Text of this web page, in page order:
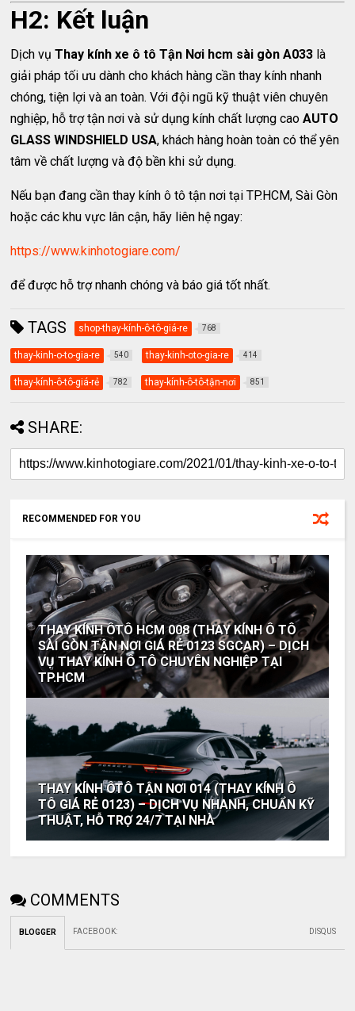
H2: Kết luận
Dịch vụThay kính xe ô tô Tận Nơi hcm sài gòn A033 là
giải pháp tối ưu dành cho khách hàng cần thay kính nhanh
chóng, tiện lợi và an toàn. Với đội ngũ kỹ thuật viên chuyên
nghiệp, hỗ trợ tận nơi và sử dụng kính chất lượng caoAUTO
GLASS WINDSHIELD USA, khách hàng hoàn toàn có thể yên
tâm về chất lượng và độ bền khi sử dụng.
Nếu bạn đang cần thay kính ô tô tận nơi tại TP.HCM, Sài Gòn
hoặc các khu vực lân cận, hãy liên hệ ngay:
https://www.kinhotogiare.com/
để được hỗ trợ nhanh chóng và báo giá tốt nhất.
TAGS shop-thay-kính-ô-tô-giá-re 768
thay-kinh-o-to-gia-re 540 thay-kinh-oto-gia-re 414
thay-kính-ô-tô-giá-rẻ 782 thay-kính-ô-tô-tận-nơi 851
SHARE:
RECOMMENDED FOR YOU
THAY KÍNH ÔTÔ HCM 008 (THAY KÍNH Ô TÔ
SÀI GÒN TẬN NƠI GIÁ RẺ 0123 SGCAR) – DỊCH
VỤ THAY KÍNH Ô TÔ CHUYÊN NGHIỆP TẠI
TP.HCM
THAY KÍNH ÔTÔ TẬN NƠI 014 (THAY KÍNH Ô
TÔ GIÁ RẺ 0123) – DỊCH VỤ NHANH, CHUẨN KỸ
THUẬT, HỖ TRỢ 24/7 TẠI NHÀ
COMMENTS
BLOGGER FACEBOOK: DISQUS